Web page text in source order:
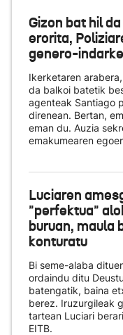
Gizon bat hil
erorita,
genero-
Ikerketaren
da balkoi batetik
agenteak Santiago
direnean. Bertan,
eman du. Auzia
emakumearen
Luciaren
"perfektua"
buruan, maula
konturatu
Bi seme-alaba
ordaindu ditu
batengatik, baina
berez. Iruzurgileak
tartean Luciari
EITB.